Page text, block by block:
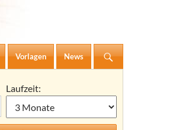
Vorlagen News
Laufzeit: